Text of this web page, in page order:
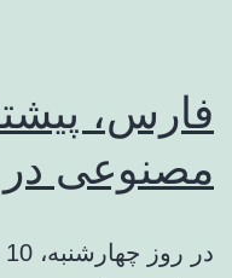
فارس،
مصنوعی